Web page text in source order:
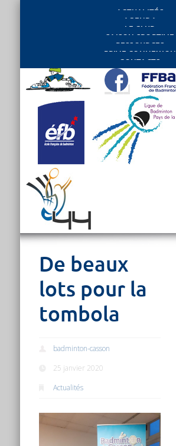
ACTUALITÉS
AGENDA
LE CLUB
SAISON SPORTIVE
RESSOURCES
PRIVE CONNEXION
CONTACTS
De beaux
lots pour la
tombola
badminton-casson
25 janvier 2020
Actualités